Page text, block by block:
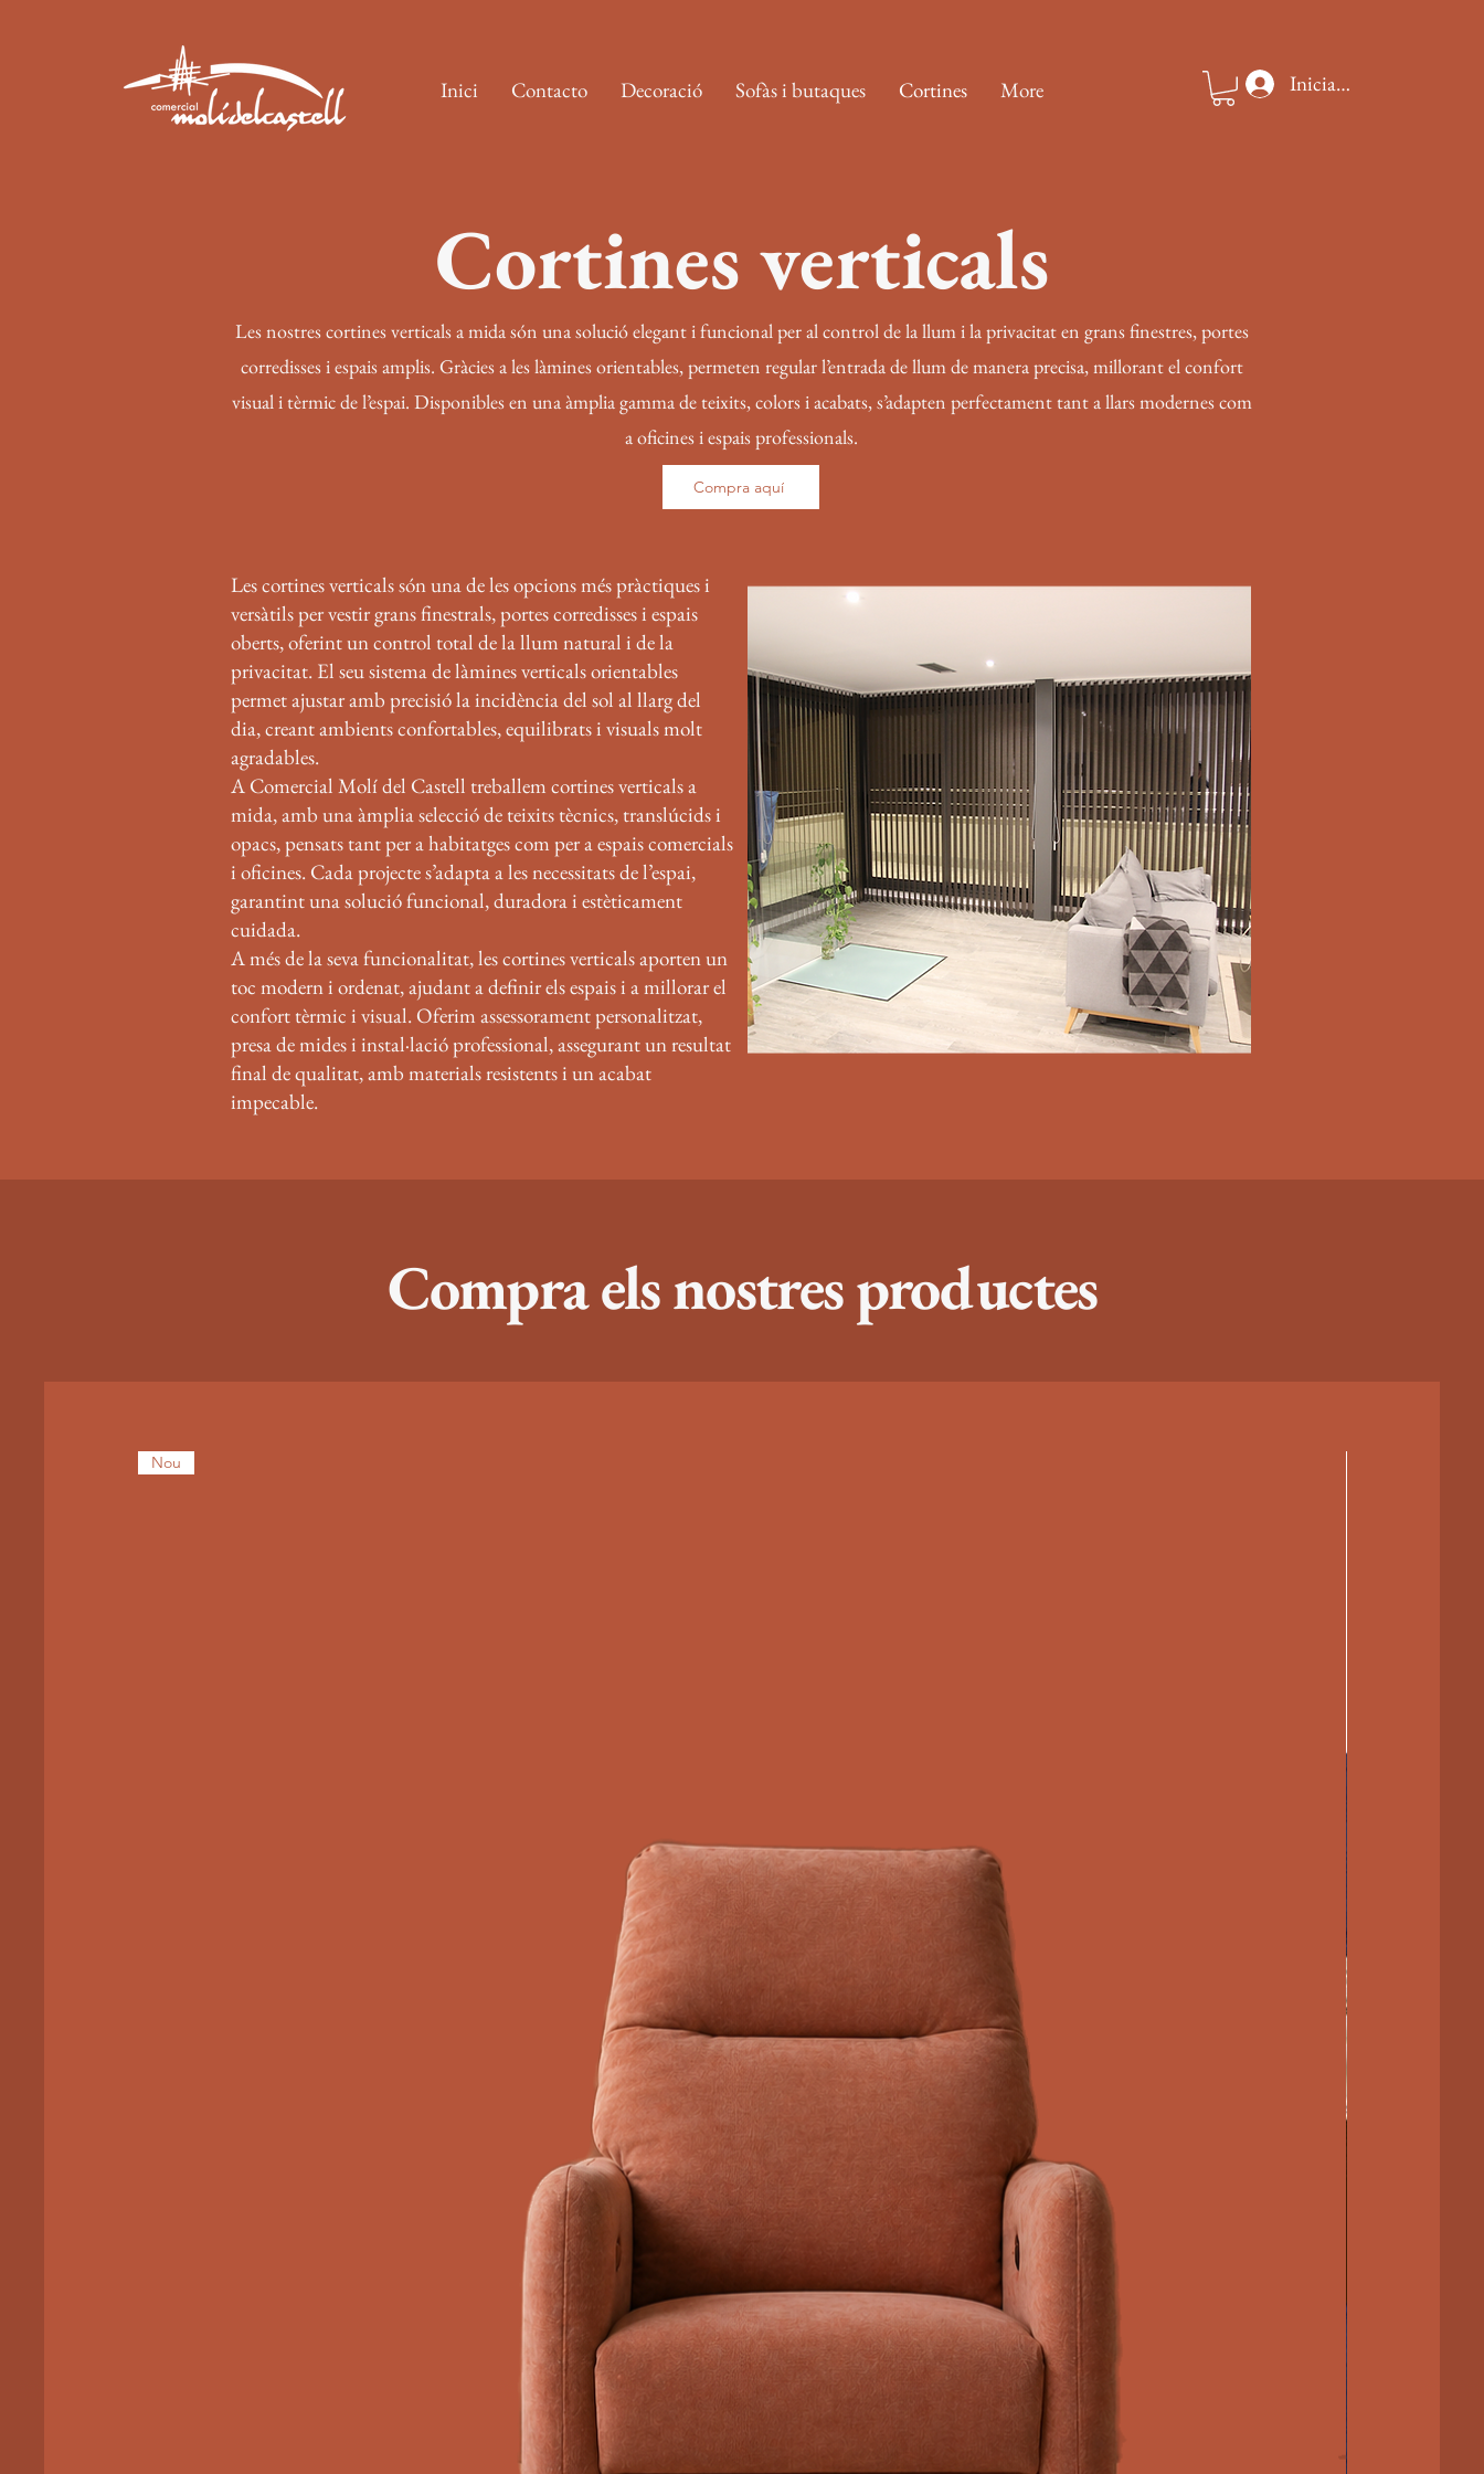
Inici Contacto Decoració Sofàs i butaques Cortines More Iniciar sesión
Cortines verticals
Les nostres cortines verticals a mida són una solució elegant i funcional per al control de la llum i la privacitat en grans finestres, portes
corredisses i espais amplis. Gràcies a les làmines orientables, permeten regular l’entrada de llum de manera precisa, millorant el confort
visual i tèrmic de l’espai. Disponibles en una àmplia gamma de teixits, colors i acabats, s’adapten perfectament tant a llars modernes com
a oficines i espais professionals.
Compra aquí
Les cortines verticals són una de les opcions més pràctiques i
versàtils per vestir grans finestrals, portes corredisses i espais
oberts, oferint un control total de la llum natural i de la
privacitat. El seu sistema de làmines verticals orientables
permet ajustar amb precisió la incidència del sol al llarg del
dia, creant ambients confortables, equilibrats i visuals molt
agradables.
A Comercial Molí del Castell treballem cortines verticals a
mida, amb una àmplia selecció de teixits tècnics, translúcids i
opacs, pensats tant per a habitatges com per a espais comercials
i oficines. Cada projecte s’adapta a les necessitats de l’espai,
garantint una solució funcional, duradora i estèticament
cuidada.
A més de la seva funcionalitat, les cortines verticals aporten un
toc modern i ordenat, ajudant a definir els espais i a millorar el
confort tèrmic i visual. Oferim assessorament personalitzat,
presa de mides i instal·lació professional, assegurant un resultat
final de qualitat, amb materials resistents i un acabat
impecable.
Compra els nostres productes
Nou